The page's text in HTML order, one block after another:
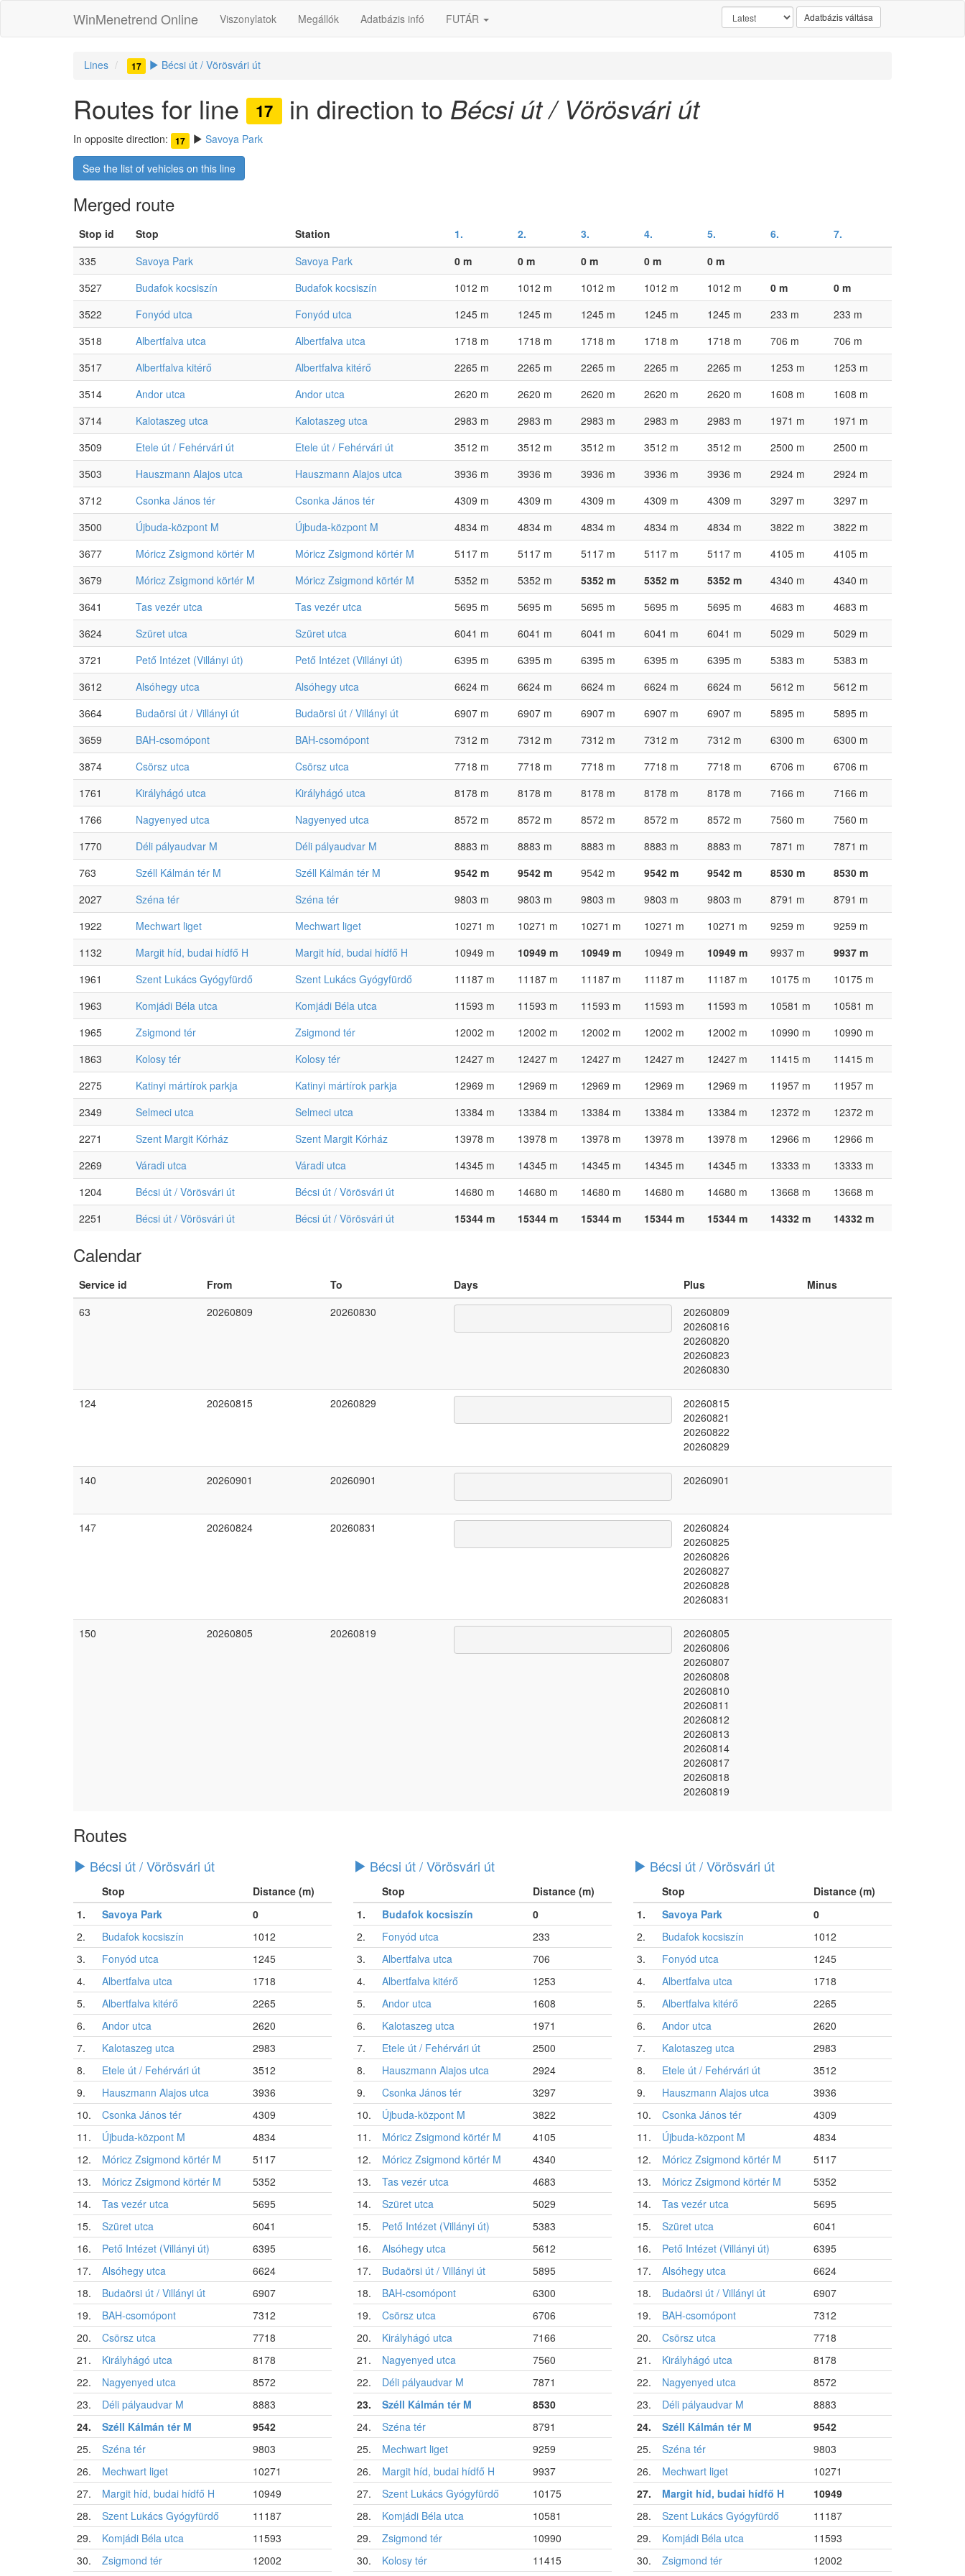
WinMenetrend Online Viszonylatok Megállók Adatbázis infó FUTÁR Adatbázis váltása
Lines 17 Bécsi út / Vörösvári út
Routes for line 17 in direction to Bécsi út / Vörösvári út
In opposite direction: 17 Savoya Park
See the list of vehicles on this line
Merged route
Stop id Stop Station 1. 2. 3. 4. 5. 6.
7.
335
Savoya Park Savoya Park 0 m 0 m 0 m 0 m
0 m
3527
Budafok kocsiszín Budafok kocsiszín 1012 m 1012 m 1012 m 1012 m 1012 m 0 m
0 m
3522
Fonyód utca Fonyód utca 1245 m 1245 m 1245 m 1245 m 1245 m 233 m
233 m
3518
Albertfalva utca Albertfalva utca 1718 m 1718 m 1718 m 1718 m 1718 m 706 m
706 m
3517
Albertfalva kitérő Albertfalva kitérő 2265 m 2265 m 2265 m 2265 m 2265 m 1253 m
1253 m
3514
Andor utca Andor utca 2620 m 2620 m 2620 m 2620 m 2620 m 1608 m
1608 m
3714
Kalotaszeg utca Kalotaszeg utca 2983 m 2983 m 2983 m 2983 m 2983 m 1971 m
1971 m
3509
Etele út / Fehérvári út Etele út / Fehérvári út 3512 m 3512 m 3512 m 3512 m 3512 m 2500 m
2500 m
3503
Hauszmann Alajos utca Hauszmann Alajos utca 3936 m 3936 m 3936 m 3936 m 3936 m 2924 m
2924 m
3712
Csonka János tér Csonka János tér 4309 m 4309 m 4309 m 4309 m 4309 m 3297 m
3297 m
3500
Újbuda-központ M Újbuda-központ M 4834 m 4834 m 4834 m 4834 m 4834 m 3822 m
3822 m
3677
Móricz Zsigmond körtér M Móricz Zsigmond körtér M 5117 m 5117 m 5117 m 5117 m 5117 m 4105 m
4105 m
3679
Móricz Zsigmond körtér M Móricz Zsigmond körtér M 5352 m 5352 m 5352 m 5352 m 5352 m 4340 m
4340 m
3641
Tas vezér utca Tas vezér utca 5695 m 5695 m 5695 m 5695 m 5695 m 4683 m
4683 m
3624
Szüret utca Szüret utca 6041 m 6041 m 6041 m 6041 m 6041 m 5029 m
5029 m
3721
Pető Intézet (Villányi út) Pető Intézet (Villányi út) 6395 m 6395 m 6395 m 6395 m 6395 m 5383 m
5383 m
3612
Alsóhegy utca Alsóhegy utca 6624 m 6624 m 6624 m 6624 m 6624 m 5612 m
5612 m
3664
Budaörsi út / Villányi út Budaörsi út / Villányi út 6907 m 6907 m 6907 m 6907 m 6907 m 5895 m
5895 m
3659
BAH-csomópont BAH-csomópont 7312 m 7312 m 7312 m 7312 m 7312 m 6300 m
6300 m
3874
Csörsz utca Csörsz utca 7718 m 7718 m 7718 m 7718 m 7718 m 6706 m
6706 m
1761
Királyhágó utca Királyhágó utca 8178 m 8178 m 8178 m 8178 m 8178 m 7166 m
7166 m
1766
Nagyenyed utca Nagyenyed utca 8572 m 8572 m 8572 m 8572 m 8572 m 7560 m
7560 m
1770
Déli pályaudvar M Déli pályaudvar M 8883 m 8883 m 8883 m 8883 m 8883 m 7871 m
7871 m
763
Széll Kálmán tér M Széll Kálmán tér M 9542 m 9542 m 9542 m 9542 m 9542 m 8530 m
8530 m
2027
Széna tér Széna tér 9803 m 9803 m 9803 m 9803 m 9803 m 8791 m
8791 m
1922
Mechwart liget Mechwart liget 10271 m 10271 m 10271 m 10271 m 10271 m 9259 m
9259 m
1132
Margit híd, budai hídfő H Margit híd, budai hídfő H 10949 m 10949 m 10949 m 10949 m 10949 m 9937 m
9937 m
1961
Szent Lukács Gyógyfürdő Szent Lukács Gyógyfürdő 11187 m 11187 m 11187 m 11187 m 11187 m 10175 m
10175 m
1963
Komjádi Béla utca Komjádi Béla utca 11593 m 11593 m 11593 m 11593 m 11593 m 10581 m
10581 m
1965
Zsigmond tér Zsigmond tér 12002 m 12002 m 12002 m 12002 m 12002 m 10990 m
10990 m
1863
Kolosy tér Kolosy tér 12427 m 12427 m 12427 m 12427 m 12427 m 11415 m
11415 m
2275
Katinyi mártírok parkja Katinyi mártírok parkja 12969 m 12969 m 12969 m 12969 m 12969 m 11957 m
11957 m
2349
Selmeci utca Selmeci utca 13384 m 13384 m 13384 m 13384 m 13384 m 12372 m
12372 m
2271
Szent Margit Kórház Szent Margit Kórház 13978 m 13978 m 13978 m 13978 m 13978 m 12966 m
12966 m
2269
Váradi utca Váradi utca 14345 m 14345 m 14345 m 14345 m 14345 m 13333 m
13333 m
1204
Bécsi út / Vörösvári út Bécsi út / Vörösvári út 14680 m 14680 m 14680 m 14680 m 14680 m 13668 m
13668 m
2251
Bécsi út / Vörösvári út Bécsi út / Vörösvári út 15344 m 15344 m 15344 m 15344 m 15344 m 14332 m 14332 m
Calendar
Service id From To Days Plus
Minus
63
20260809 20260830
20260809
20260816
20260820
20260823
20260830
124 20260815 20260829
20260815
20260821
20260822
20260829
140 20260901 20260901 20260901
147 20260824 20260831
20260824
20260825
20260826
20260827
20260828
20260831
150 20260805 20260819
20260805
20260806
20260807
20260808
20260810
20260811
20260812
20260813
20260814
20260817
20260818
20260819
Routes
Bécsi út / Vörösvári út
Stop
Distance (m)
1.
Savoya Park
0
2.
Budafok kocsiszín
1012
3.
Fonyód utca
1245
4.
Albertfalva utca
1718
5.
Albertfalva kitérő
2265
6.
Andor utca
2620
7.
Kalotaszeg utca
2983
8.
Etele út / Fehérvári út
3512
9.
Hauszmann Alajos utca
3936
10.
Csonka János tér
4309
11.
Újbuda-központ M
4834
12.
Móricz Zsigmond körtér M
5117
13.
Móricz Zsigmond körtér M
5352
14.
Tas vezér utca
5695
15.
Szüret utca
6041
16.
Pető Intézet (Villányi út)
6395
17.
Alsóhegy utca
6624
18.
Budaörsi út / Villányi út
6907
19.
BAH-csomópont
7312
20.
Csörsz utca
7718
21.
Királyhágó utca
8178
22.
Nagyenyed utca
8572
23.
Déli pályaudvar M
8883
24.
Széll Kálmán tér M
9542
25.
Széna tér
9803
26.
Mechwart liget
10271
27.
Margit híd, budai hídfő H
10949
28.
Szent Lukács Gyógyfürdő
11187
29.
Komjádi Béla utca
11593
30.
Zsigmond tér
12002
Bécsi út / Vörösvári út
Stop
Distance (m)
1.
Budafok kocsiszín
0
2.
Fonyód utca
233
3.
Albertfalva utca
706
4.
Albertfalva kitérő
1253
5.
Andor utca
1608
6.
Kalotaszeg utca
1971
7.
Etele út / Fehérvári út
2500
8.
Hauszmann Alajos utca
2924
9.
Csonka János tér
3297
10.
Újbuda-központ M
3822
11.
Móricz Zsigmond körtér M
4105
12.
Móricz Zsigmond körtér M
4340
13.
Tas vezér utca
4683
14.
Szüret utca
5029
15.
Pető Intézet (Villányi út)
5383
16.
Alsóhegy utca
5612
17.
Budaörsi út / Villányi út
5895
18.
BAH-csomópont
6300
19.
Csörsz utca
6706
20.
Királyhágó utca
7166
21.
Nagyenyed utca
7560
22.
Déli pályaudvar M
7871
23.
Széll Kálmán tér M
8530
24.
Széna tér
8791
25.
Mechwart liget
9259
26.
Margit híd, budai hídfő H
9937
27.
Szent Lukács Gyógyfürdő
10175
28.
Komjádi Béla utca
10581
29.
Zsigmond tér
10990
30.
Kolosy tér
11415
Bécsi út / Vörösvári út
Stop
Distance (m)
1.
Savoya Park
0
2.
Budafok kocsiszín
1012
3.
Fonyód utca
1245
4.
Albertfalva utca
1718
5.
Albertfalva kitérő
2265
6.
Andor utca
2620
7.
Kalotaszeg utca
2983
8.
Etele út / Fehérvári út
3512
9.
Hauszmann Alajos utca
3936
10.
Csonka János tér
4309
11.
Újbuda-központ M
4834
12.
Móricz Zsigmond körtér M
5117
13.
Móricz Zsigmond körtér M
5352
14.
Tas vezér utca
5695
15.
Szüret utca
6041
16.
Pető Intézet (Villányi út)
6395
17.
Alsóhegy utca
6624
18.
Budaörsi út / Villányi út
6907
19.
BAH-csomópont
7312
20.
Csörsz utca
7718
21.
Királyhágó utca
8178
22.
Nagyenyed utca
8572
23.
Déli pályaudvar M
8883
24.
Széll Kálmán tér M
9542
25.
Széna tér
9803
26.
Mechwart liget
10271
27.
Margit híd, budai hídfő H
10949
28.
Szent Lukács Gyógyfürdő
11187
29.
Komjádi Béla utca
11593
30.
Zsigmond tér
12002